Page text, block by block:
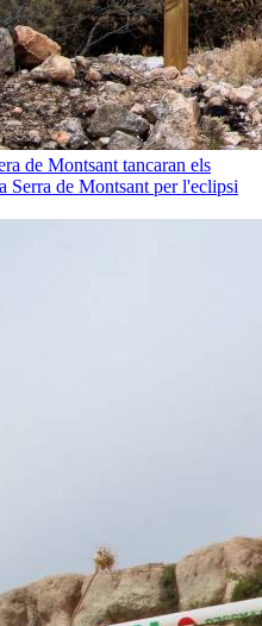
de Montsant tancaran els
Serra de Montsant per l'eclipsi